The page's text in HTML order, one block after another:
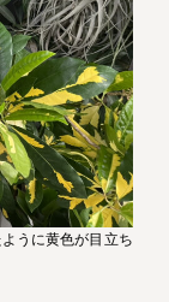
うに黄色が目立ち